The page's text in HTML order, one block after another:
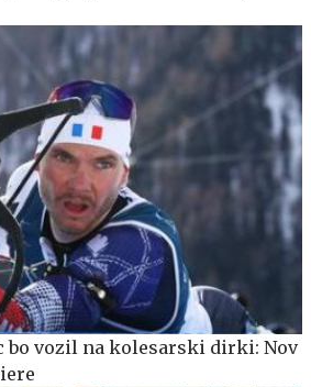
bo vozil na kolesarski dirki: Nov